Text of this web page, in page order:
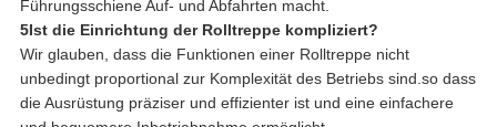
Führungsschiene Auf- und Abfahrten macht.
5Ist die Einrichtung der Rolltreppe kompliziert?
Wir glauben, dass die Funktionen einer Rolltreppe nicht
unbedingt proportional zur Komplexität des Betriebs sind.so dass
die Ausrüstung präziser und effizienter ist und eine einfachere